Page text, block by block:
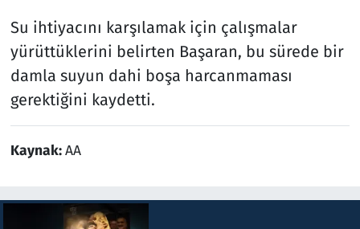
Su ihtiyacını karşılamak için çalışmalar
yürüttüklerini belirten Başaran, bu sürede bir
damla suyun dahi boşa harcanmaması
gerektiğini kaydetti.
Kaynak:AA